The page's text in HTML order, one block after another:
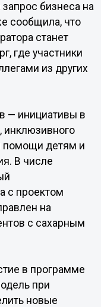
бизнеса на
сообщила, что
станет
где участники
из других
— инициативы в
инклюзивного
помощи детям и
В числе
с проектом
на
с сахарным
в программе
при
новые